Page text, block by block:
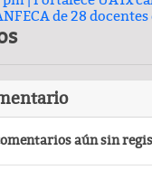
de 28 docentes
aún sin